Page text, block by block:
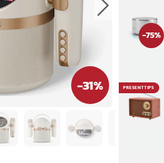
-31%
-75%
PRESENTTIPS